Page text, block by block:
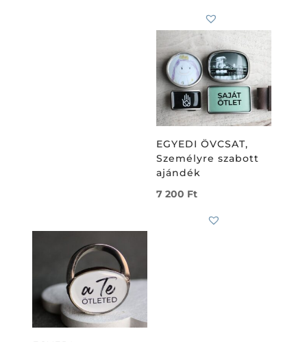
EGYEDI ÖVCSAT,
Személyre szabott
ajándék
7 200 Ft